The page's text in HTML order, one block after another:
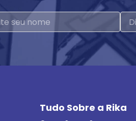
Tudo Sobre a Rika